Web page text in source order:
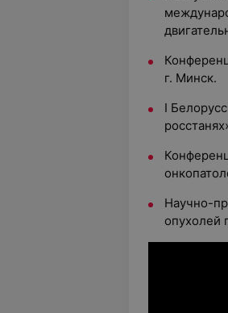
г. Минск.
I
Научно-
опухолей